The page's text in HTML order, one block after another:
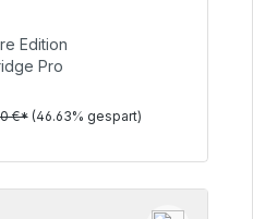
€
Edition
Pro
€* (46.63% gespart)